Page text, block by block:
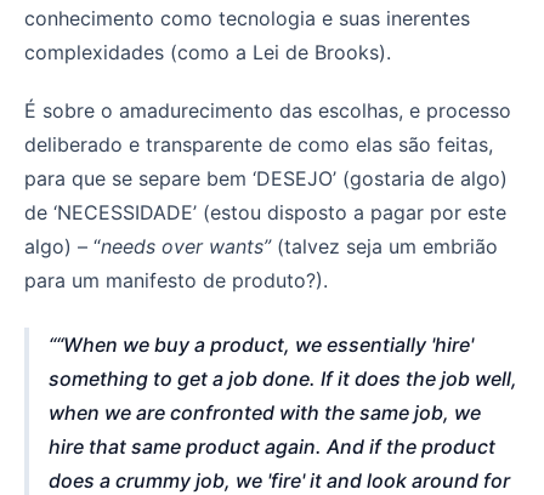
conhecimento como tecnologia e suas inerentes
complexidades (como a Lei de Brooks).
É sobre o amadurecimento das escolhas, e processo
deliberado e transparente de como elas são feitas,
para que se separe bem ‘DESEJO’ (gostaria de algo)
de ‘NECESSIDADE’ (estou disposto a pagar por este
algo) – “needs over wants” (talvez seja um embrião
para um manifesto de produto?).
“When we buy a product, we essentially 'hire'
something to get a job done. If it does the job well,
when we are confronted with the same job, we
hire that same product again. And if the product
does a crummy job, we 'fire' it and look around for